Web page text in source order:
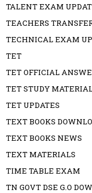
TALENT EXAM
TEACHERS
TECHNICAL EXAM
TET
TET OFFICIAL
TET STUDY
TET UPDATES
TEXT BOOKS
TEXT BOOKS NEWS
TEXT MATERIALS
TIME TABLE EXAM
TN GOVT DSE G.O